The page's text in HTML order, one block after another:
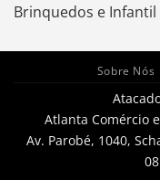
Brinquedos e Infantil
Sobre Nós
Atlanta Comércio
Av. Parobé, 1040,